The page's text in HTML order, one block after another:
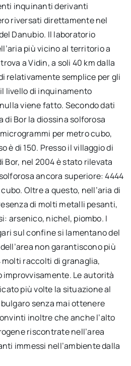
inquinanti derivanti
riversati direttamente nel
Danubio. Il laboratorio
più vicino al territorio a
a Vidin, a soli 40 km dalla
relativamente semplice per gli
livello di inquinamento
viene fatto. Secondo dati
di Bor la diossina solforosa
per metro cubo,
è di 150. Presso il villaggio di
Bor, nel 2004 è stato rilevata
ancora superiore: 4444
Oltre a questo, nell’aria di
di molti metalli pesanti,
arsenico, nichel, piombo. I
sul confine si lamentano del
non garantiscono più
raccolti di granaglia,
improvvisamente. Le autorità
più volte la situazione al
senza mai ottenere
inoltre che anche l’alto
riscontrate nell’area
immessi nell’ambiente dalla